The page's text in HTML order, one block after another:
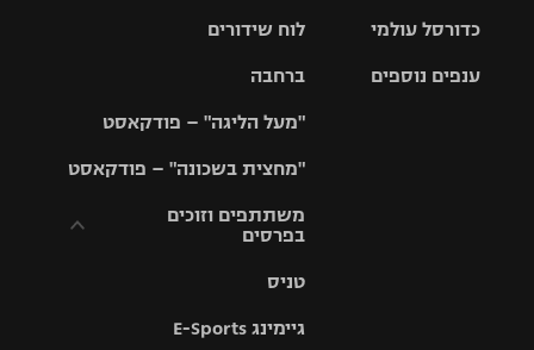
לוח שידורים
ברחבה
"מעל הליגה" – פודקאסט
"מחצית בשכונה" – פודקאסט
משתתפים וזוכים
בפרסים
וזוכים בפרסים
טניס
גיימינג E-Sports
גביע הטוטו
האלופות
ליגה
סל
כדורסל עולמי
ענפים נוספים